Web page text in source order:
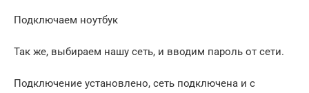
Подключаем ноутбук
Так же, выбираем нашу сеть, и вводим пароль от сети.
Подключение установлено, сеть подключена и с